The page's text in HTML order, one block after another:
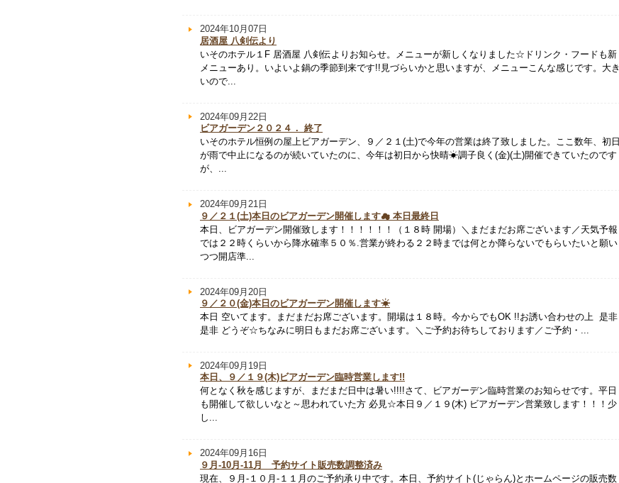
2024年10月07日
居酒屋 八剣伝より
いそのホテル１F 居酒屋 八剣伝よりお知らせ。メニューが新しくなりました☆ドリンク・フードも新
メニューあり。いよいよ鍋の季節到来です!!見づらいかと思いますが、メニューこんな感じです。大き
いので...
2024年09月22日
ビアガーデン２０２４． 終了
いそのホテル恒例の屋上ビアガーデン、９／２１(土)で今年の営業は終了致しました。ここ数年、初日
が雨で中止になるのが続いていたのに、今年は初日から快晴☀調子良く(金)(土)開催できていたのです
が、...
2024年09月21日
９／２１(土)本日のビアガーデン開催します☁ 本日最終日
本日、ビアガーデン開催致します！！！！！！（１８時 開場）＼まだまだお席ございます／天気予報
では２２時くらいから降水確率５０％.営業が終わる２２時までは何とか降らないでもらいたいと願い
つつ開店準...
2024年09月20日
９／２０(金)本日のビアガーデン開催します☀
本日 空いてます。まだまだお席ございます。開場は１８時。今からでもOK !!お誘い合わせの上 是非
是非 どうぞ☆ちなみに明日もまだお席ございます。＼ご予約お待ちしております／ご予約・...
2024年09月19日
本日、９／１９(木)ビアガーデン臨時営業します!!
何となく秋を感じますが、まだまだ日中は暑い!!!!さて、ビアガーデン臨時営業のお知らせです。平日
も開催して欲しいなと～思われていた方 必見☆本日９／１９(木) ビアガーデン営業致します！！！少
し...
2024年09月16日
９月-10月-11月 予約サイト販売数調整済み
現在、９月-１０月-１１月のご予約承り中です。本日、予約サイト(じゃらん)とホームページの販売数